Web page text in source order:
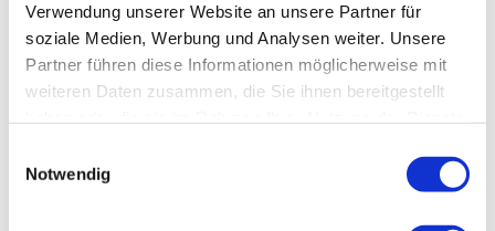
Verwendung unserer Website an unsere Partner für
soziale Medien, Werbung und Analysen weiter. Unsere
Partner führen diese Informationen möglicherweise mit
weiteren Daten zusammen, die Sie ihnen bereitgestellt
Notwendig
incididunt ut labore et dolore magna
aliqua. Ut enim ad minim veniam, quis
nostrud exercitation ullamco